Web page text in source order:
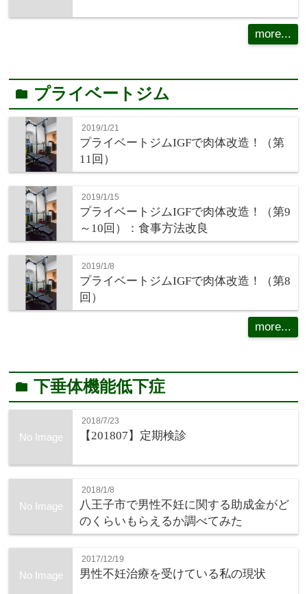
more...
folder プライベートジム
2019/1/21
プライベートジムIGFで肉体改造！（第
11回）
2019/1/15
プライベートジムIGFで肉体改造！（第9
～10回）：食事方法改良
2019/1/8
プライベートジムIGFで肉体改造！（第8
回）
more...
folder 下垂体機能低下症
No Image
2018/7/23
【201807】定期検診
No Image
2018/1/8
八王子市で男性不妊に関する助成金がど
のくらいもらえるか調べてみた
No Image
2017/12/19
男性不妊治療を受けている私の現状